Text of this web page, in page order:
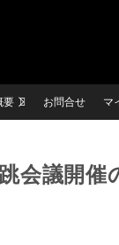
要 お問合せ マ
会議開催